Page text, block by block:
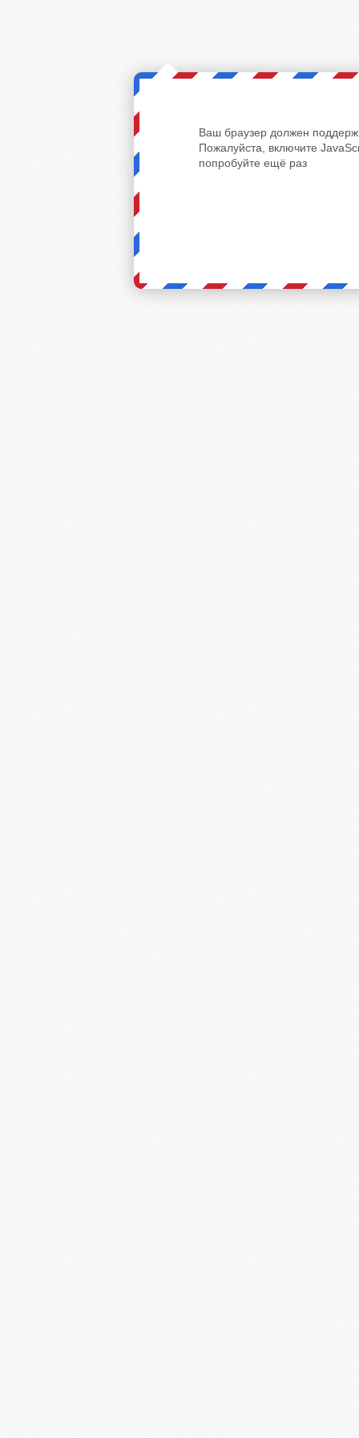
Ваш браузер должен
Пожалуйста, включите
попробуйте ещё раз